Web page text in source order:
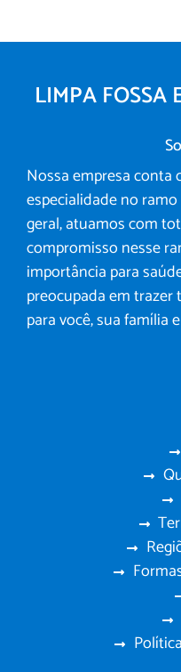
LIMPA FOSSA
Nossa empresa conta
especialidade no
geral, atuamos com
compromisso nesse
importância para
preocupada em
para você, sua família